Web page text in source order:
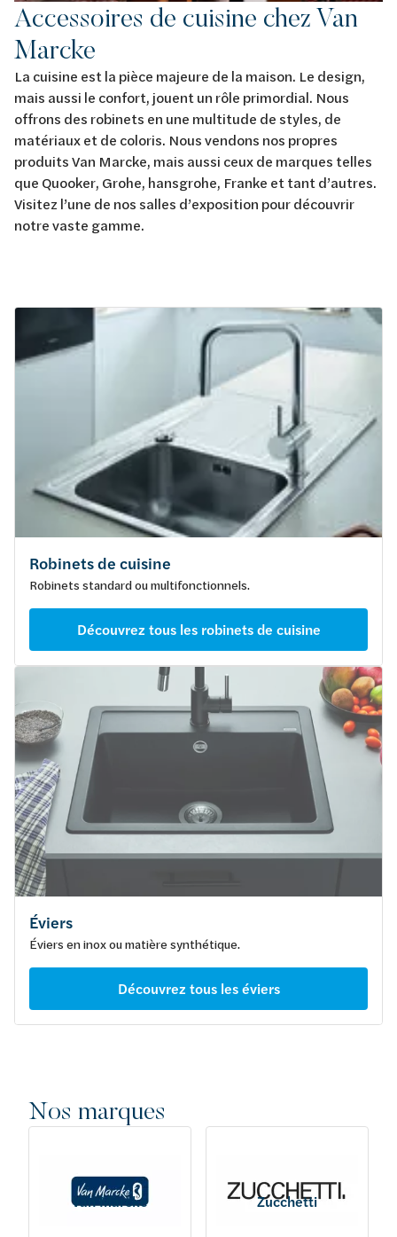
Accessoires de cuisine chez Van
Marcke
La cuisine est la pièce majeure de la maison. Le design,
mais aussi le confort, jouent un rôle primordial. Nous
offrons des robinets en une multitude de styles, de
matériaux et de coloris. Nous vendons nos propres
produits Van Marcke, mais aussi ceux de marques telles
que Quooker, Grohe, hansgrohe, Franke et tant d’autres.
Visitez l’une de nos salles d’exposition pour découvrir
notre vaste gamme.
Robinets de cuisine
Robinets standard ou multifonctionnels.
Découvrez tous les robinets de cuisine
Éviers
Éviers en inox ou matière synthétique.
Découvrez tous les éviers
Nos marques
Van Marcke Zucchetti